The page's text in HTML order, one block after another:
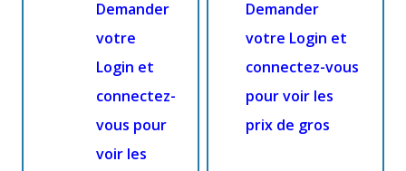
Demander
votre
Login et
connectez-
vous pour
voir les
Demander
votre Login et
connectez-vous
pour voir les
prix de gros